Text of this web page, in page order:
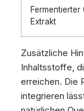
Fermentierter
Extrakt
Zusätzliche
Inhaltsstoffe,
erreichen. Die
integrieren